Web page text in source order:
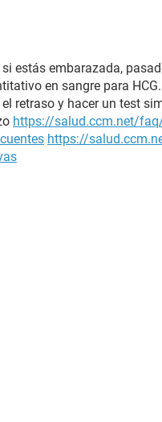
estás embarazada,
en sangre para HCG.
el retraso y hacer un test
https://salud.ccm.net/
https://